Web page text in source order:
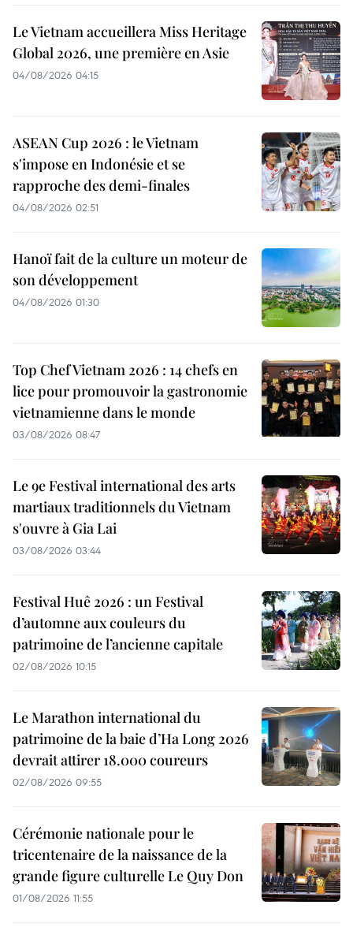
Le Vietnam accueillera Miss Heritage
Global 2026, une première en Asie
04/08/2026 04:15
ASEAN Cup 2026 : le Vietnam
s'impose en Indonésie et se
rapproche des demi-finales
04/08/2026 02:51
Hanoï fait de la culture un moteur de
son développement
04/08/2026 01:30
Top Chef Vietnam 2026 : 14 chefs en
lice pour promouvoir la gastronomie
vietnamienne dans le monde
03/08/2026 08:47
Le 9e Festival international des arts
martiaux traditionnels du Vietnam
s'ouvre à Gia Lai
03/08/2026 03:44
Festival Huê 2026 : un Festival
d’automne aux couleurs du
patrimoine de l’ancienne capitale
02/08/2026 10:15
Le Marathon international du
patrimoine de la baie d’Ha Long 2026
devrait attirer 18.000 coureurs
02/08/2026 09:55
Cérémonie nationale pour le
tricentenaire de la naissance de la
grande figure culturelle Le Quy Don
01/08/2026 11:55